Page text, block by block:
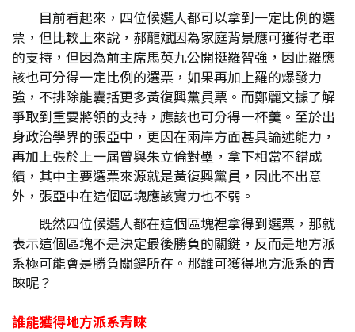
目前看起來，四位候選人都可以拿到一定比例的選
票，但比較上來說，郝龍斌因為家庭背景應可獲得老軍
的支持，但因為前主席馬英九公開挺羅智強，因此羅應
該也可分得一定比例的選票，如果再加上羅的爆發力
強，不排除能囊括更多黃復興黨員票。而鄭麗文據了解
爭取到重要將領的支持，應該也可分得一杯羹。至於出
身政治學界的張亞中，更因在兩岸方面甚具論述能力，
再加上張於上一屆曾與朱立倫對壘，拿下相當不錯成
績，其中主要選票來源就是黃復興黨員，因此不出意
外，張亞中在這個區塊應該實力也不弱。
既然四位候選人都在這個區塊裡拿得到選票，那就
表示這個區塊不是決定最後勝負的關鍵，反而是地方派
系極可能會是勝負關鍵所在。那誰可獲得地方派系的青
睞呢？
誰能獲得地方派系青睞